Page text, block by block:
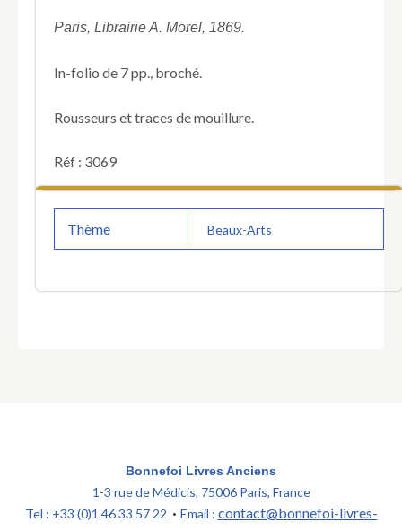
à
des
ouvrières.
Paris, Librairie A. Morel, 1869.
In-folio de 7 pp., broché.
Rousseurs et traces de mouillure.
Réf : 3069
Thème Beaux-Arts
Bonnefoi Livres Anciens
1-3 rue de Médicis, 75006 Paris, France
Tel : +33 (0)1 46 33 57 22 • Email : contact@bonnefoi-livres-